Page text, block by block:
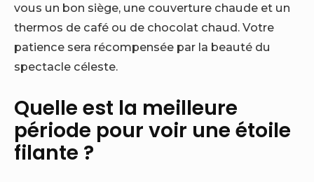
vous un bon siège, une couverture chaude et un
thermos de café ou de chocolat chaud. Votre
patience sera récompensée par la beauté du
spectacle céleste.
Quelle est la meilleure
période pour voir une étoile
filante ?